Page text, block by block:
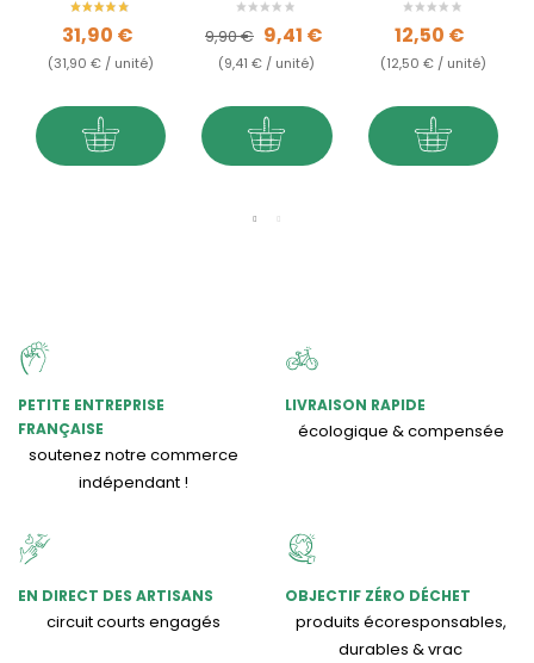
Prix
31,90 €
(31,90 € / unité)
Prix de base
9,90 € Prix
9,41 €
(9,41 € / unité)
Qualité A
Prix
12,50 €
(12,50 € / unité)
PETITE ENTREPRISE
FRANÇAISE
soutenez notre commerce
indépendant !
LIVRAISON RAPIDE
écologique & compensée
EN DIRECT DES ARTISANS
circuit courts engagés
OBJECTIF ZÉRO DÉCHET
produits écoresponsables,
durables & vrac